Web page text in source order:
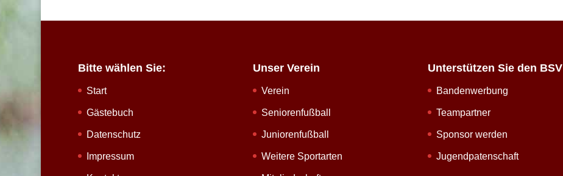
Bitte wählen Sie:
Start
Gästebuch
Datenschutz
Impressum
Unser Verein
Verein
Seniorenfußball
Juniorenfußball
Weitere Sportarten
Unterstützen Sie den BSV
Bandenwerbung
Teampartner
Sponsor werden
Jugendpatenschaft